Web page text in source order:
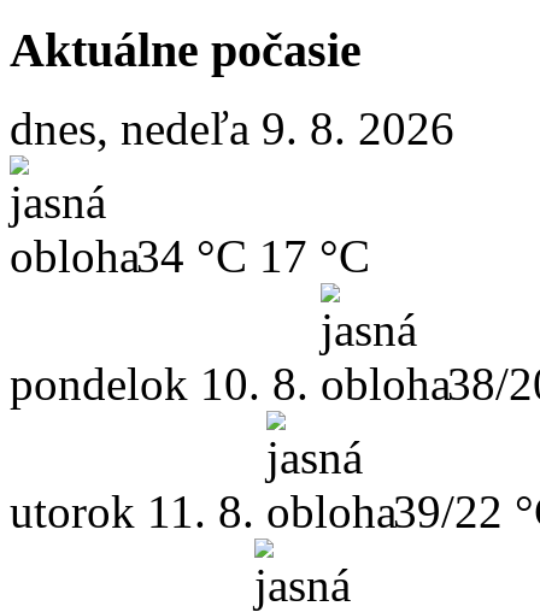
Aktuálne počasie
dnes, nedeľa 9. 8. 2026
34 °C 17 °C
pondelok 10. 8. 38/
utorok 11. 8. 39/22